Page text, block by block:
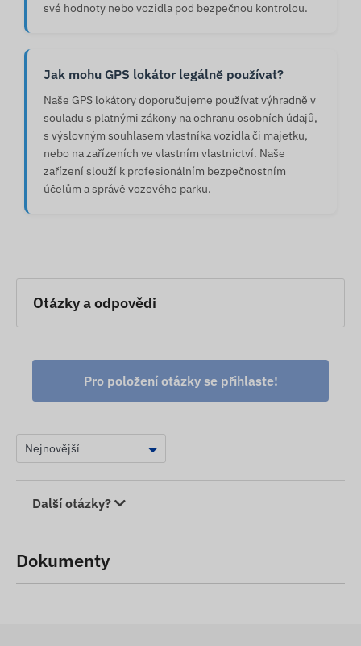
své hodnoty nebo vozidla pod bezpečnou kontrolou.
Jak mohu GPS lokátor legálně používat?
Naše GPS lokátory doporučujeme používat výhradně v
souladu s platnými zákony na ochranu osobních údajů,
s výslovným souhlasem vlastníka vozidla či majetku,
nebo na zařízeních ve vlastním vlastnictví. Naše
zařízení slouží k profesionálním bezpečnostním
účelům a správě vozového parku.
Otázky a odpovědi
Pro položení otázky se přihlaste!
Další otázky?
Dokumenty